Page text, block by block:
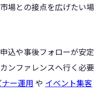
場との接点を広げたい場
込や事後フォローが安定
ンファレンスへ行く必要
ー運用 や イベント集客